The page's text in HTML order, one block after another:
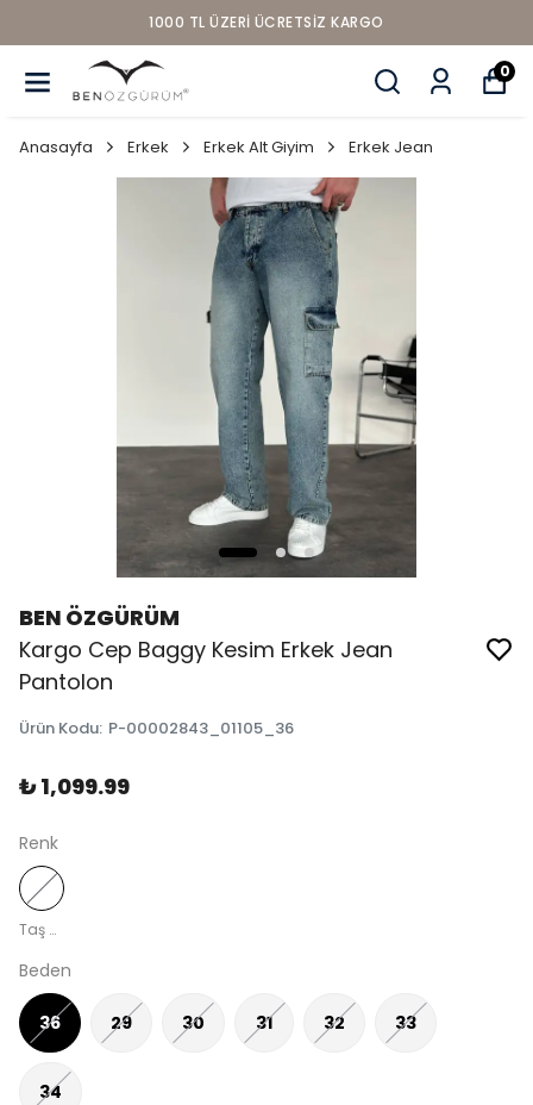
1000 TL ÜZERI ÜCRETSIZ KARGO
0
Anasayfa Erkek Erkek Alt Giyim Erkek Jean
BEN ÖZGÜRÜM
Kargo Cep Baggy Kesim Erkek Jean
Pantolon
Ürün Kodu: P-00002843_01105_36
₺ 1,099.99
Renk
Taş A. Eskitme
Beden
36 29 30 31 32 33
34